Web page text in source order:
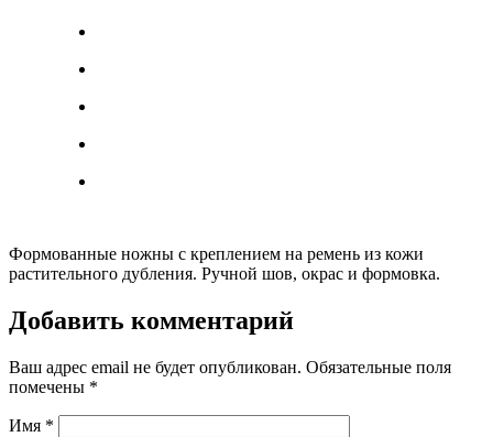
Формованные ножны с креплением на ремень из кожи
растительного дубления. Ручной шов, окрас и формовка.
Добавить комментарий
Ваш адрес email не будет опубликован. Обязательные поля
помечены *
Имя *